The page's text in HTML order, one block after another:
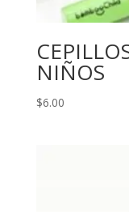
NIÑOS
$6.00